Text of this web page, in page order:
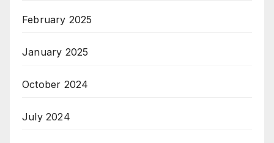
February 2025
January 2025
October 2024
July 2024